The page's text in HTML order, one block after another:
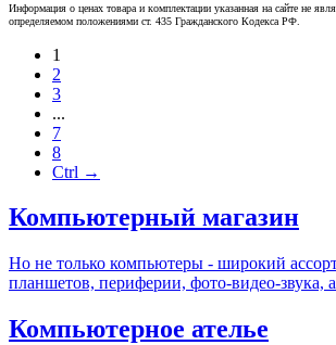
Информация о ценах товара и комплектации указанная на сайте не
определяемом положениями ст. 435 Гражданского Кодекса РФ.
1
2
3
...
7
8
Ctrl →
Компьютерный магазин
Но не только компьютеры - широкий
планшетов, периферии, фото-видео-звука,
Компьютерное ателье